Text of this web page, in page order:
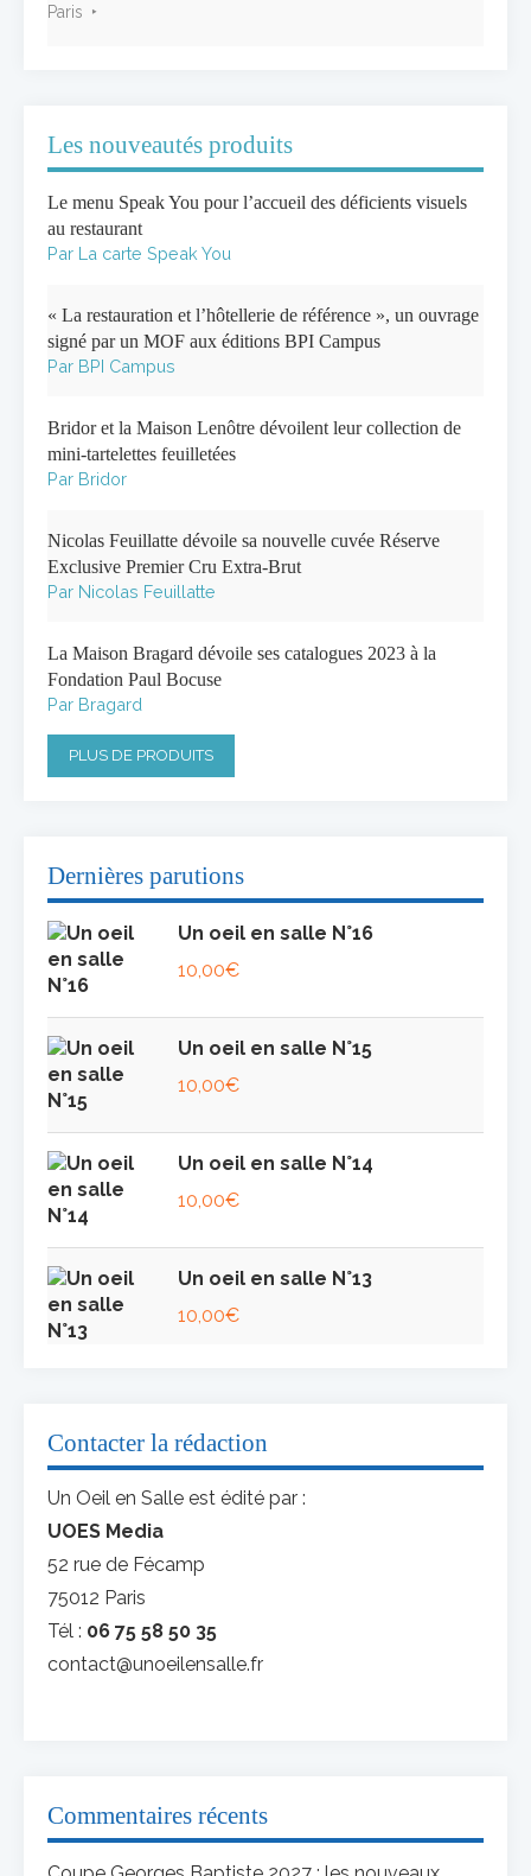
Paris
Les nouveautés produits
Le menu Speak You pour l’accueil des déficients visuels
au restaurant
Par La carte Speak You
« La restauration et l’hôtellerie de référence », un ouvrage
signé par un MOF aux éditions BPI Campus
Par BPI Campus
Bridor et la Maison Lenôtre dévoilent leur collection de
mini-tartelettes feuilletées
Par Bridor
Nicolas Feuillatte dévoile sa nouvelle cuvée Réserve
Exclusive Premier Cru Extra-Brut
Par Nicolas Feuillatte
La Maison Bragard dévoile ses catalogues 2023 à la
Fondation Paul Bocuse
Par Bragard
PLUS DE PRODUITS
Dernières parutions
Un oeil en salle N°16
10,00€
Un oeil en salle N°15
10,00€
Un oeil en salle N°14
10,00€
Un oeil en salle N°13
10,00€
Contacter la rédaction
Un Oeil en Salle est édité par :
UOES Media
52 rue de Fécamp
75012 Paris
Tél : 06 75 58 50 35
contact@unoeilensalle.fr
Commentaires récents